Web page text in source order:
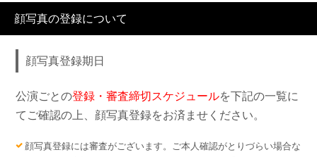
顔写真の登録について
顔写真登録期日
公演ごとの登録・審査締切スケジュールを下記の一覧に
てご確認の上、顔写真登録をお済ませください。
顔写真登録には審査がございます。ご本人確認がとりづらい場合な